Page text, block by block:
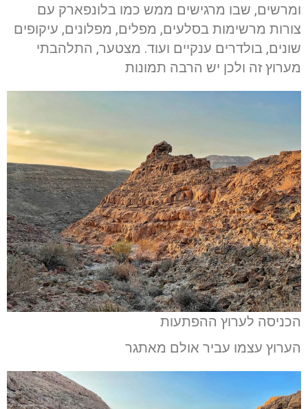
ומרשים, שבו מרגישים ממש כמו בלונפארק עם
צורות מרשימות בסלעים, מפלים, מפלונים, עיקופים
שונים, בולדרים ענקיים ועוד. מצטער, התלהבתי
מערוץ זה ולכן יש הרבה תמונות
הכניסה לערוץ ההפתעות
הערוץ עצמו עביר אולם מאתגר